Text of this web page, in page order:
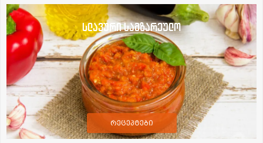
სლავური სამზარეულო
რეცეპტები